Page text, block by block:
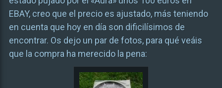
EBAY, creo que el precio es ajustado, más teniendo
en cuenta que hoy en día son dificilísimos de
encontrar. Os dejo un par de fotos, para qué veáis
que la compra ha merecido la pena: